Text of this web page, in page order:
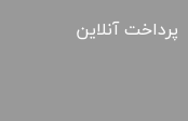
پرداخت آنلاین